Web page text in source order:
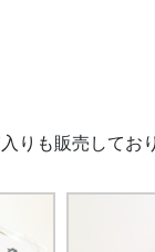
りも販売してお